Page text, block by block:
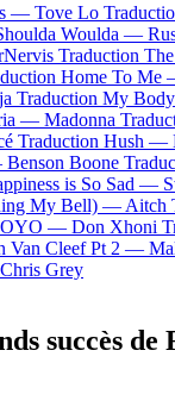
— Tove Lo
Woulda —
Traduction
Home To Me
Traduction My
— Madonna
Traduction Hush —
Benson Boone
is So Sad —
My Bell) — Aitch
— Don Xhoni
Van Cleef Pt 2 —
Chris Grey
succès de